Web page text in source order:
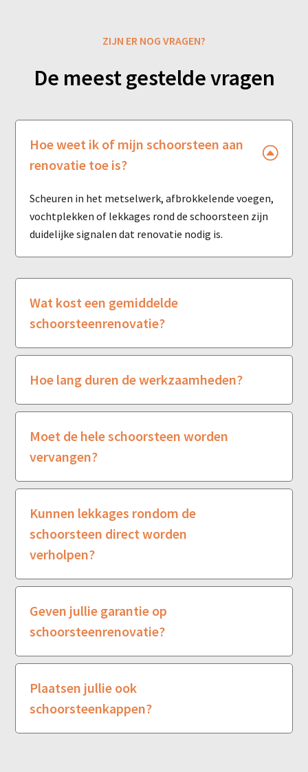
ZIJN ER NOG VRAGEN?
De meest gestelde vragen
Hoe weet ik of mijn schoorsteen aan
renovatie toe is?
Scheuren in het metselwerk, afbrokkelende voegen,
vochtplekken of lekkages rond de schoorsteen zijn
duidelijke signalen dat renovatie nodig is.
Wat kost een gemiddelde
schoorsteenrenovatie?
Hoe lang duren de werkzaamheden?
Moet de hele schoorsteen worden
vervangen?
Kunnen lekkages rondom de
schoorsteen direct worden
verholpen?
Geven jullie garantie op
schoorsteenrenovatie?
Plaatsen jullie ook
schoorsteenkappen?